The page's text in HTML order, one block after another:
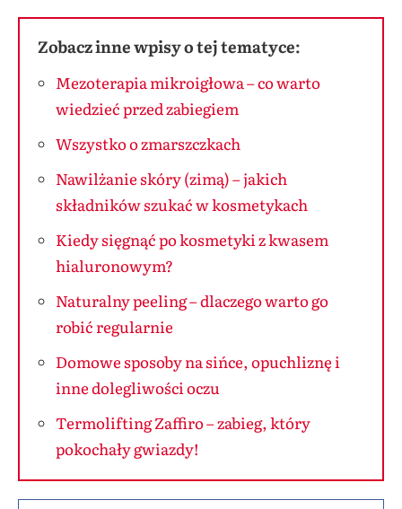
Zobacz inne wpisy o tej tematyce:
Mezoterapia mikroigłowa – co warto
wiedzieć przed zabiegiem
Wszystko o zmarszczkach
Nawilżanie skóry (zimą) – jakich
składników szukać w kosmetykach
Kiedy sięgnąć po kosmetyki z kwasem
hialuronowym?
Naturalny peeling – dlaczego warto go
robić regularnie
Domowe sposoby na sińce, opuchliznę i
inne dolegliwości oczu
Termolifting Zaffiro – zabieg, który
pokochały gwiazdy!